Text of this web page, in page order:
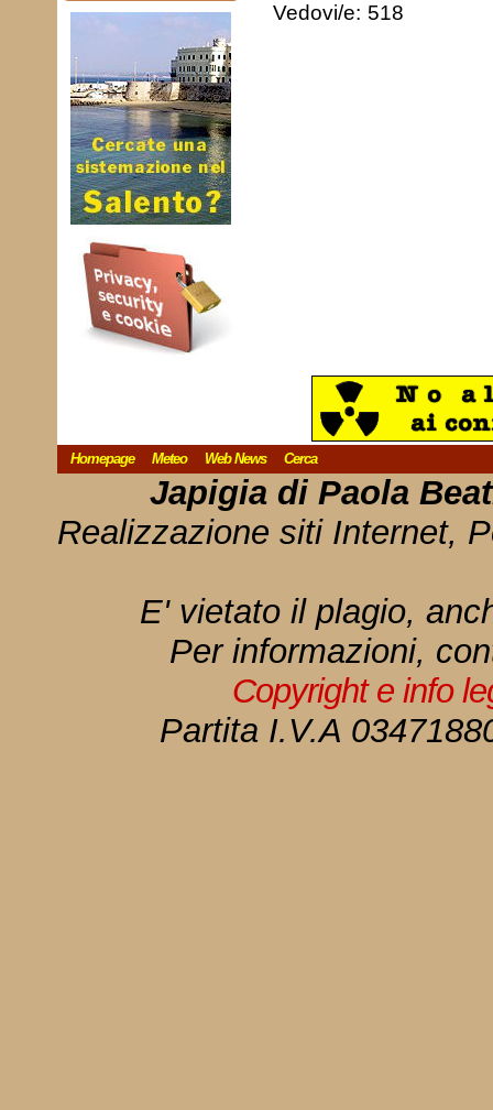
Vedovi/e: 518
Homepage Meteo Web News Cerca
Japigia di Paola
Realizzazione siti Internet,
E' vietato il plagio,
Per informazioni,
Copyright e info
Partita I.V.A